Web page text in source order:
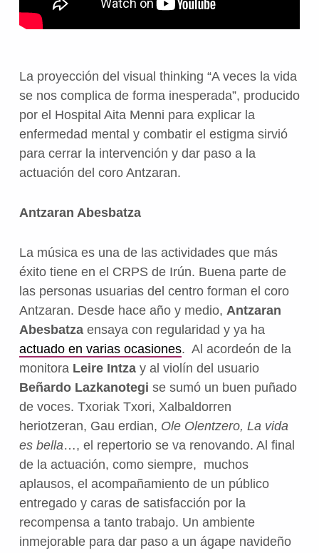
La proyección del visual thinking “A veces la vida
se nos complica de forma inesperada”, producido
por el Hospital Aita Menni para explicar la
enfermedad mental y combatir el estigma sirvió
para cerrar la intervención y dar paso a la
actuación del coro Antzaran.
Antzaran Abesbatza
La música es una de las actividades que más
éxito tiene en el CRPS de Irún. Buena parte de
las personas usuarias del centro forman el coro
Antzaran. Desde hace año y medio, Antzaran
Abesbatzaensaya con regularidad y ya ha
actuado en varias ocasiones. Al acordeón de la
monitora Leire Intzay al violín del usuario
Beñardo Lazkanotegi se sumó un buen puñado
de voces. Txoriak Txori, Xalbaldorren
heriotzeran, Gau erdian, Ole Olentzero, La vida
es bella…, el repertorio se va renovando. Al final
de la actuación, como siempre, muchos
aplausos, el acompañamiento de un público
entregado y caras de satisfacción por la
recompensa a tanto trabajo. Un ambiente
inmejorable para dar paso a un ágape navideño